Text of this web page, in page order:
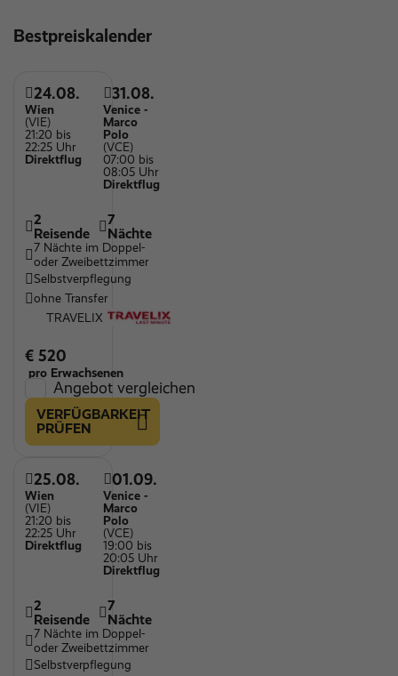
Bestpreiskalender
24.08.
Wien
(VIE)
21:20 bis
22:25 Uhr
Direktflug
31.08.
Venice -
Marco
Polo
(VCE)
07:00 bis
08:05 Uhr
Direktflug
2
Reisende
7
Nächte
7 Nächte im Doppel-
oder Zweibettzimmer
Selbstverpflegung
ohne Transfer
TRAVELIX
€ 520
pro Erwachsenen
Angebot vergleichen
VERFÜGBARKEIT
PRÜFEN
25.08.
Wien
(VIE)
21:20 bis
22:25 Uhr
Direktflug
01.09.
Venice -
Marco
Polo
(VCE)
19:00 bis
20:05 Uhr
Direktflug
2
Reisende
7
Nächte
7 Nächte im Doppel-
oder Zweibettzimmer
Selbstverpflegung